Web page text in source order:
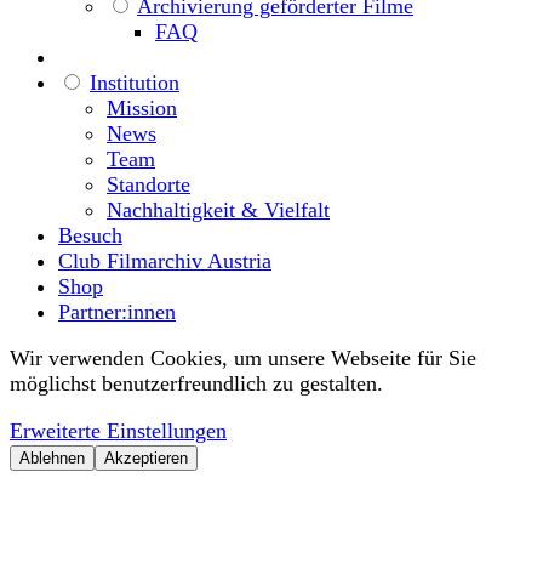
Archivierung geförderter Filme
FAQ
Institution
Mission
News
Team
Standorte
Nachhaltigkeit & Vielfalt
Besuch
Club Filmarchiv Austria
Shop
Partner:innen
Wir verwenden Cookies, um unsere Webseite für Sie
möglichst benutzerfreundlich zu gestalten.
Erweiterte Einstellungen
Ablehnen Akzeptieren